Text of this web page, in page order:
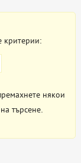
критерии:
някои
търсене.